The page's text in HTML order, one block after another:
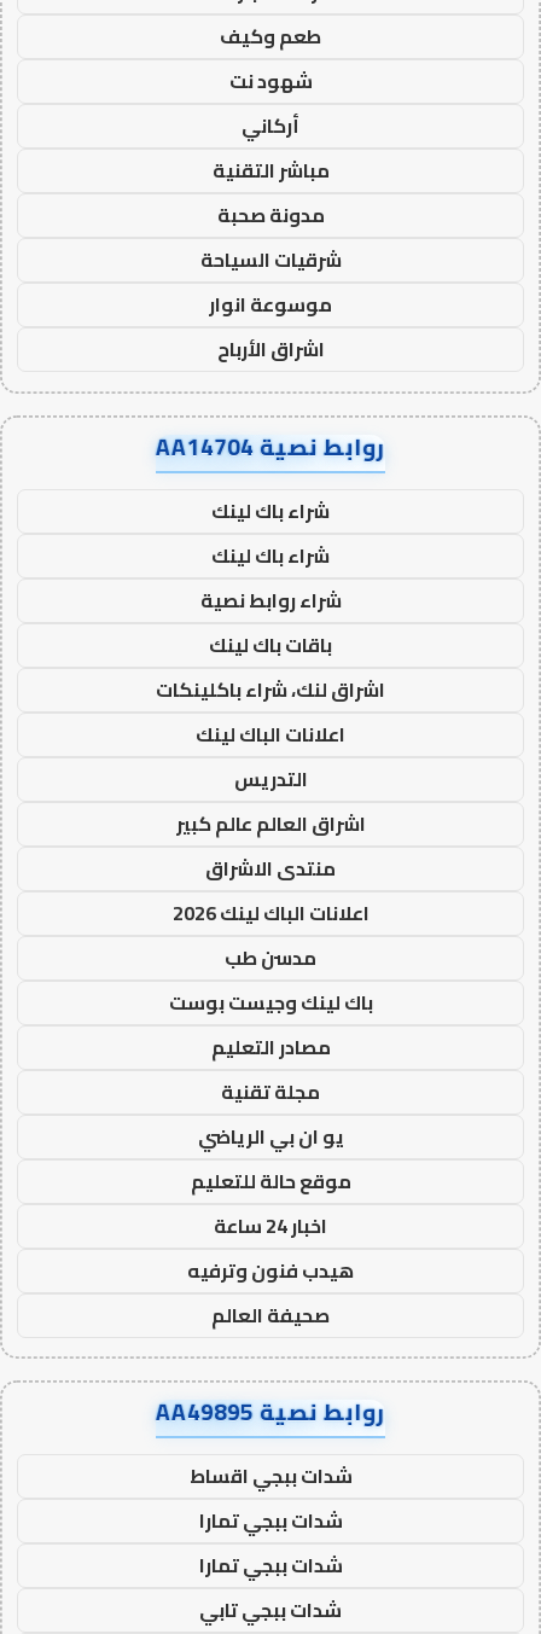
طعم وكيف
شهود نت
أركاني
مباشر التقنية
مدونة صحبة
شرقيات السياحة
موسوعة انوار
اشراق الأرباح
روابط نصية AA14704
شراء باك لينك
شراء باك لينك
شراء روابط نصية
باقات باك لينك
اشراق لنك، شراء باكلينكات
اعلانات الباك لينك
التدريس
اشراق العالم عالم كبير
منتدى الاشراق
اعلانات الباك لينك 2026
مدسن طب
باك لينك وجيست بوست
مصادر التعليم
مجلة تقنية
يو ان بي الرياضي
موقع حالة للتعليم
اخبار 24 ساعة
هيدب فنون وترفيه
صحيفة العالم
روابط نصية AA49895
شدات ببجي اقساط
شدات ببجي تمارا
شدات ببجي تمارا
شدات ببجي تابي